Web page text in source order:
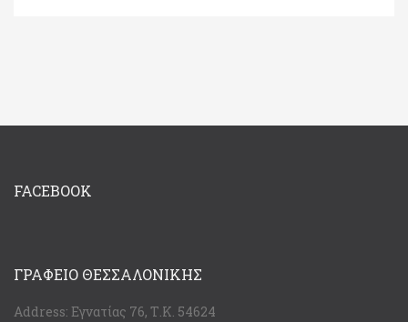
FACEBOOK
ΓΡΑΦΕΊΟ ΘΕΣΣΑΛΟΝΊΚΗΣ
Address: Εγνατίας 76, Τ.Κ. 54624